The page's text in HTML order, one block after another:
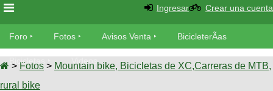
Foro
Foro
TÃ©cnica
Fotos
Ingresar Crear una cuenta
Foro Fotos Avisos Venta BicicleterÃ­as
Bicicletas Videos
> Fotos > Mountain bike, Bicicletas de XC,Carreras de MTB,
rural bike